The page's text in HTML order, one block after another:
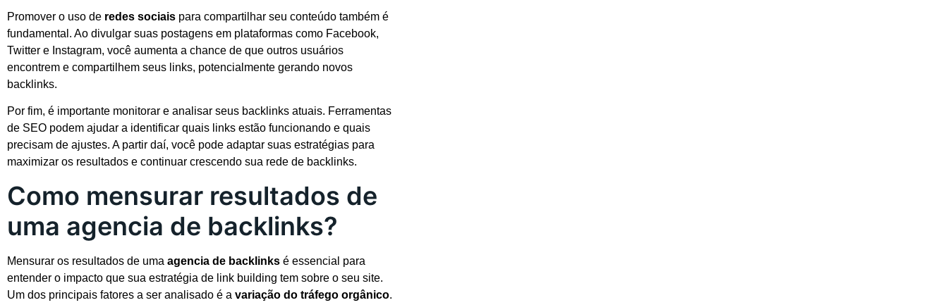
Promover o uso de redes sociais para compartilhar seu conteúdo também é
fundamental. Ao divulgar suas postagens em plataformas como Facebook,
Twitter e Instagram, você aumenta a chance de que outros usuários
encontrem e compartilhem seus links, potencialmente gerando novos
backlinks.
Por fim, é importante monitorar e analisar seus backlinks atuais. Ferramentas
de SEO podem ajudar a identificar quais links estão funcionando e quais
precisam de ajustes. A partir daí, você pode adaptar suas estratégias para
maximizar os resultados e continuar crescendo sua rede de backlinks.
Como mensurar resultados de
uma agencia de backlinks?
Mensurar os resultados de uma agencia de backlinks é essencial para
entender o impacto que sua estratégia de link building tem sobre o seu site.
Um dos principais fatores a ser analisado é a variação do tráfego orgânico.